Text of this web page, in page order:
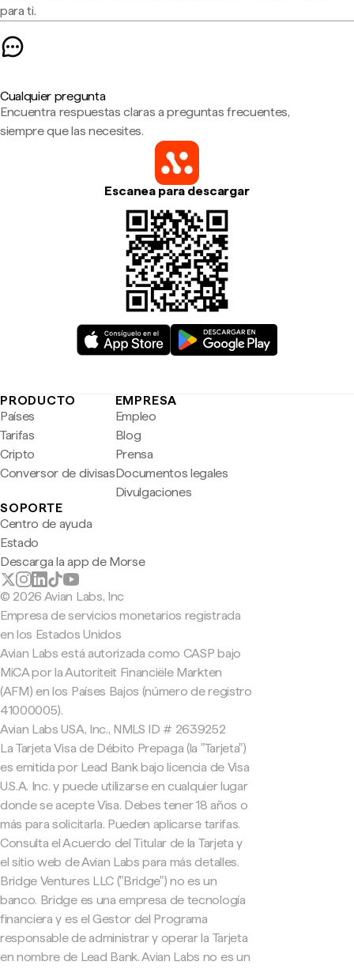
para ti.
Cualquier pregunta
Encuentra respuestas claras a preguntas frecuentes,
siempre que las necesites.
Escanea para descargar
PRODUCTO
Países
Tarifas
Cripto
Conversor de divisas
EMPRESA
Empleo
Blog
Prensa
Documentos legales
Divulgaciones
SOPORTE
Centro de ayuda
Estado
Descarga la app de Morse
© 2026 Avian Labs, Inc
Empresa de servicios monetarios registrada
en los Estados Unidos
Avian Labs está autorizada como CASP bajo
MiCA por la Autoriteit Financiële Markten
(AFM) en los Países Bajos (número de registro
41000005).
Avian Labs USA, Inc., NMLS ID # 2639252
La Tarjeta Visa de Débito Prepaga (la "Tarjeta")
es emitida por Lead Bank bajo licencia de Visa
U.S.A. Inc. y puede utilizarse en cualquier lugar
donde se acepte Visa. Debes tener 18 años o
más para solicitarla. Pueden aplicarse tarifas.
Consulta el Acuerdo del Titular de la Tarjeta y
el sitio web de Avian Labs para más detalles.
Bridge Ventures LLC ("Bridge") no es un
banco. Bridge es una empresa de tecnología
financiera y es el Gestor del Programa
responsable de administrar y operar la Tarjeta
en nombre de Lead Bank. Avian Labs no es un